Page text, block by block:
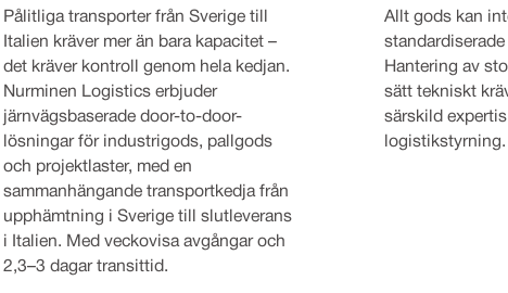
Pålitliga transporter från Sverige till
Italien kräver mer än bara kapacitet –
det kräver kontroll genom hela kedjan.
Nurminen Logistics erbjuder
järnvägsbaserade door-to-door-
lösningar för industrigods, pallgods
och projektlaster, med en
sammanhängande transportkedja från
upphämtning i Sverige till slutleverans
i Italien. Med veckovisa avgångar och
2,3–3 dagar transittid.
Allt gods kan
Hantering av
sätt tekniskt
särskild
logistikstyrning.